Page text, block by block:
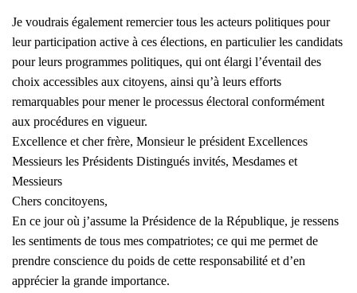
Je voudrais également remercier tous les acteurs politiques pour
leur participation active à ces élections, en particulier les candidats
pour leurs programmes politiques, qui ont élargi l’éventail des
choix accessibles aux citoyens, ainsi qu’à leurs efforts
remarquables pour mener le processus électoral conformément
aux procédures en vigueur.
Excellence et cher frère, Monsieur le président Excellences
Messieurs les Présidents Distingués invités, Mesdames et
Messieurs
Chers concitoyens,
En ce jour où j’assume la Présidence de la République, je ressens
les sentiments de tous mes compatriotes; ce qui me permet de
prendre conscience du poids de cette responsabilité et d’en
apprécier la grande importance.